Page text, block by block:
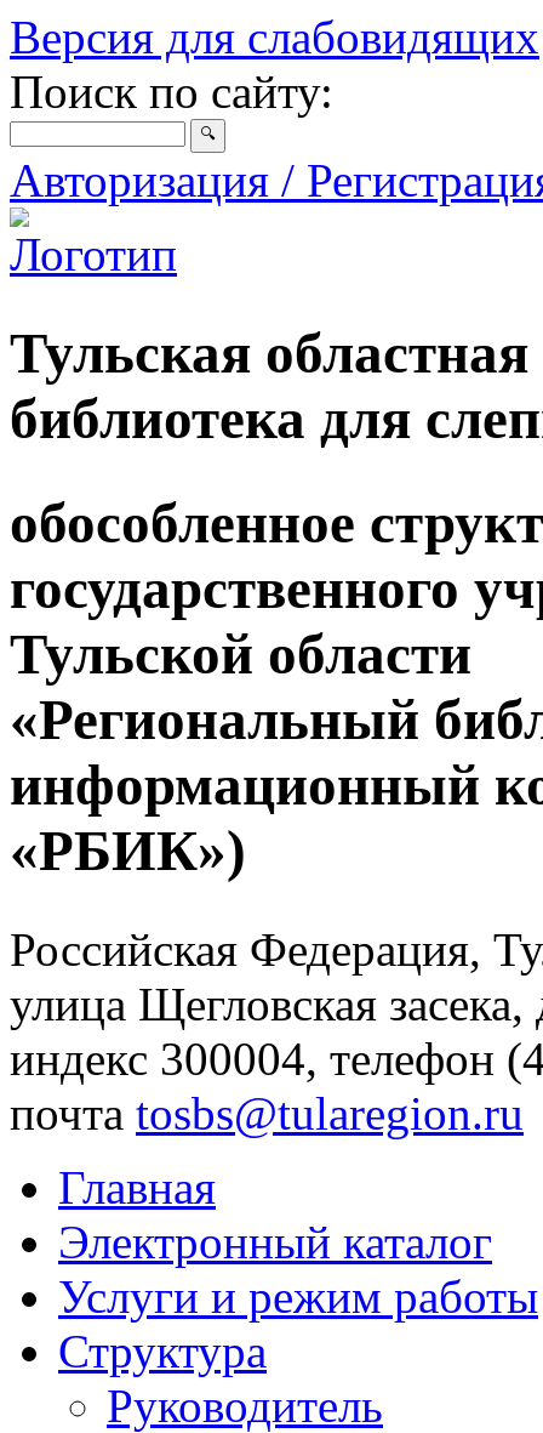
Версия для слабовидящих
Поиск по сайту:
Авторизация /
Тульская
библиотека для
обособленное
государственного
Тульской области
«Региональный
информационный
«РБИК»)
Российская Федерация,
улица Щегловская
индекс 300004, телефон
почта tosbs@tularegion.ru
Главная
Электронный каталог
Услуги и режим работы
Структура
Руководитель